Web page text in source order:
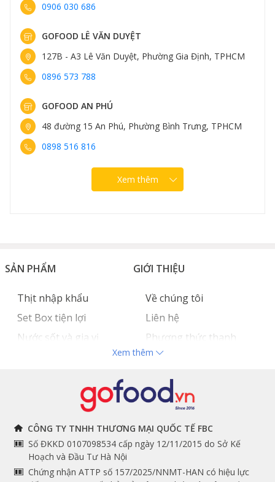
0906 030 686
GOFOOD LÊ VĂN DUYỆT
127B - A3 Lê Văn Duyệt, Phường Gia Định, TPHCM
0896 573 788
GOFOOD AN PHÚ
48 đường 15 An Phú, Phường Bình Trưng, TPHCM
0898 516 816
Xem thêm
SẢN PHẨM
Thịt nhập khẩu
Set Box tiện lợi
Nước sốt và gia vị
GIỚI THIỆU
Về chúng tôi
Liên hệ
Phương thức thanh
toán
Tuyển dụng
THÔNG TIN
Chính sách và quy định
chung
THEO DÕI NGAY
Facebook
Instagram
Xem thêm
CÔNG TY TNHH THƯƠNG MẠI QUỐC TẾ FBC
Số ĐKKD 0107098534 cấp ngày 12/11/2015 do Sở Kế
Hoạch và Đầu Tư Hà Nội
Chứng nhận ATTP số 157/2025/NNMT-HAN có hiệu lực